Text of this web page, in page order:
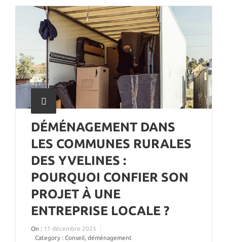
DÉMÉNAGEMENT DANS
LES COMMUNES RURALES
DES YVELINES :
POURQUOI CONFIER SON
PROJET À UNE
ENTREPRISE LOCALE ?
On : 11 décembre 2025
Category : Conseil , déménagement